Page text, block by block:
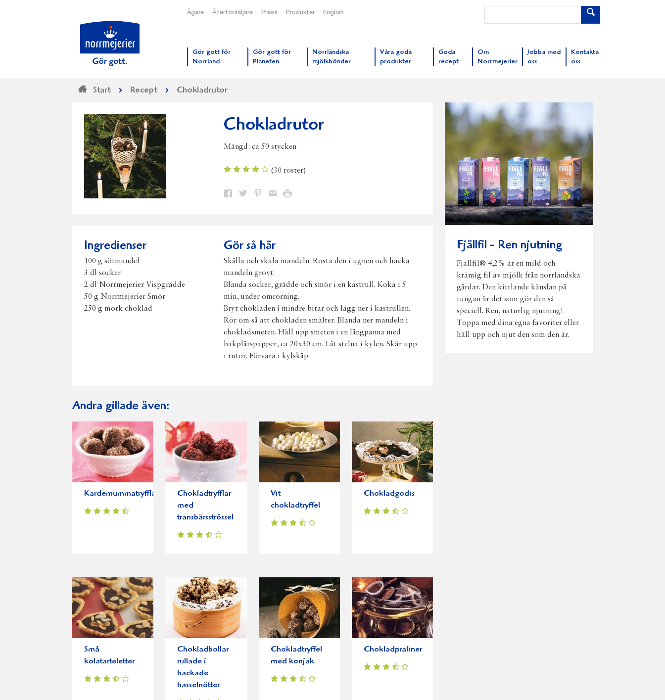
Ägare Återförsäljare Press Produkter English
Gör gott för
Norrland
Gör gott för
Planeten
Norrländska
mjölkbönder
Våra goda
produkter
Goda
recept
Om
Norrmejerier
Jobba med
oss
Kontakta
oss
Start Recept Chokladrutor
Chokladrutor
Mängd:ca 50 stycken
(30 röster)
Dela Dela Dela DelaSkriv
Ingredienser
100 g sötmandel
3 dl socker
2 dl Norrmejerier Vispgrädde
50 g Norrmejerier Smör
250 g mörk choklad
Gör så här
Skålla och skala mandeln. Rosta den i ugnen och hacka
mandeln grovt.
Blanda socker, grädde och smör i en kastrull. Koka i 5
min, under omrörning.
Bryt chokladen i mindre bitar och lägg ner i kastrullen.
Rör om så att chokladen smälter. Blanda ner mandeln i
chokladsmeten. Häll upp smeten i en långpanna med
bakplåtspapper, ca 20x30 cm. Låt stelna i kylen. Skär upp
i rutor. Förvara i kylskåp.
Andra gillade även:
Kardemummatryfflar
Chokladtryfflar
med
transbärsströssel
Vit
chokladtryffel
Chokladgodis
Små
kolatarteletter
Chokladbollar
rullade i
hackade
hasselnötter
Chokladtryffel
med konjak
Chokladpraliner
Fjällfil - Ren njutning
Fjällfil® 4,2% är en mild och
krämig fil av mjölk från norrländska
gårdar. Den kittlande känslan på
tungan är det som gör den så
speciell. Ren, naturlig njutning!
Toppa med dina egna favoriter eller
häll upp och njut den som den är.